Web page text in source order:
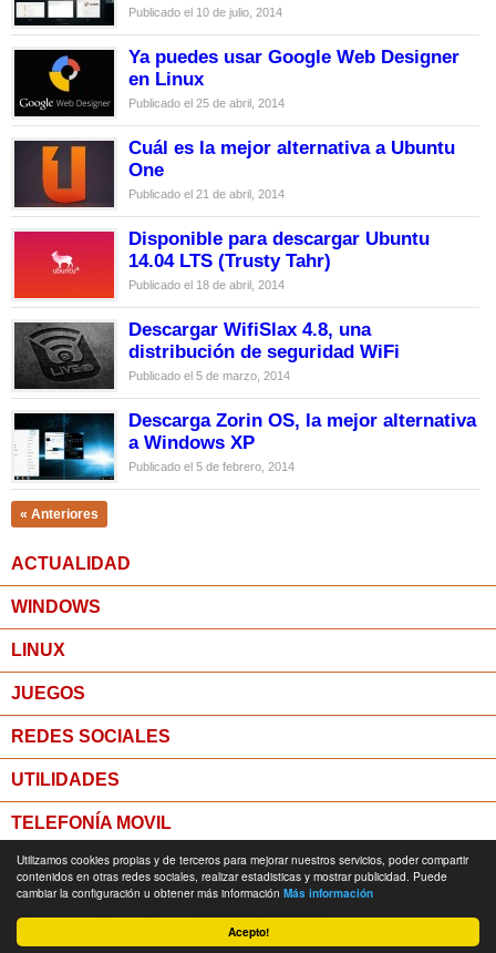
Acepto!
Utilizamos cookies propias y de terceros para mejorar nuestros servicios, poder compartir
contenidos en otras redes sociales, realizar estadisticas y mostrar publicidad. Puede
cambiar la configuración u obtener más información Más información
Publicado el 10 de julio, 2014
Ya puedes usar Google Web Designer
en Linux
Publicado el 25 de abril, 2014
Cuál es la mejor alternativa a Ubuntu
One
Publicado el 21 de abril, 2014
Disponible para descargar Ubuntu
14.04 LTS (Trusty Tahr)
Publicado el 18 de abril, 2014
Descargar WifiSlax 4.8, una
distribución de seguridad WiFi
Publicado el 5 de marzo, 2014
Descarga Zorin OS, la mejor alternativa
a Windows XP
Publicado el 5 de febrero, 2014
« Anteriores
ACTUALIDAD
WINDOWS
LINUX
JUEGOS
REDES SOCIALES
UTILIDADES
TELEFONÍA MOVIL
MICROPOST
© Todos los derechos reservados -Política de Privacidad